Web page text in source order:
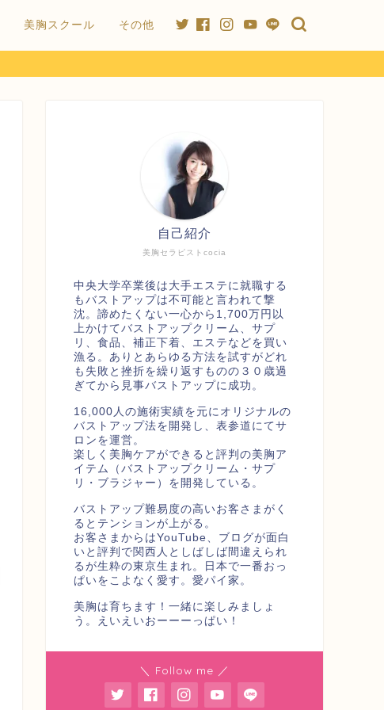
美胸スクール その他
美胸セラピストcocia
自己紹介
中央大学卒業後は大手エステに就職する
もバストアップは不可能と言われて撃
沈。諦めたくない一心から1,700万円以
上かけてバストアップクリーム、サプ
リ、食品、補正下着、エステなどを買い
漁る。ありとあらゆる方法を試すがどれ
も失敗と挫折を繰り返すものの３０歳過
ぎてから見事バストアップに成功。
16,000人の施術実績を元にオリジナルの
バストアップ法を開発し、表参道にてサ
ロンを運営。
楽しく美胸ケアができると評判の美胸ア
イテム（バストアップクリーム・サプ
リ・ブラジャー）を開発している。
バストアップ難易度の高いお客さまがく
るとテンションが上がる。
お客さまからはYouTube、ブログが面白
いと評判で関西人としばしば間違えられ
るが生粋の東京生まれ。日本で一番おっ
ぱいをこよなく愛す。愛パイ家。
美胸は育ちます！一緒に楽しみましょ
う。えいえいおーーーっぱい！
＼ Follow me ／